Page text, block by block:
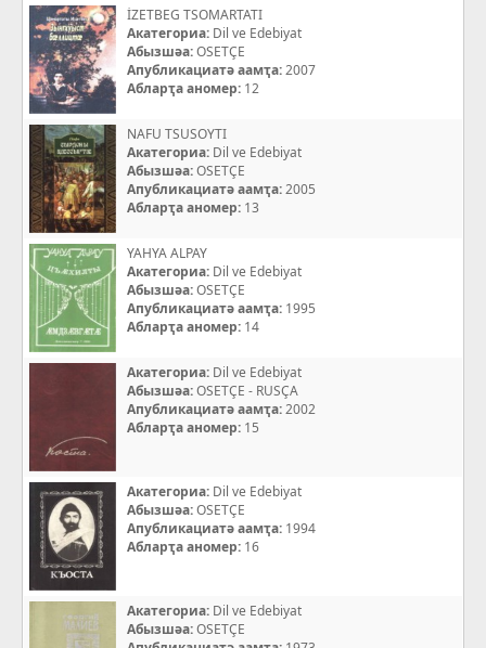
İZETBEG TSOMARTATI
Акатегориа: Dil ve Edebiyat
Абызшәа:OSETÇE
Апубликациатә аамҭа:2007
Абларҭа аномер: 12
NAFU TSUSOYTI
Акатегориа: Dil ve Edebiyat
Абызшәа:OSETÇE
Апубликациатә аамҭа:2005
Абларҭа аномер: 13
YAHYA ALPAY
Акатегориа: Dil ve Edebiyat
Абызшәа:OSETÇE
Апубликациатә аамҭа: 1995
Абларҭа аномер: 14
Акатегориа: Dil ve Edebiyat
Абызшәа:OSETÇE - RUSÇA
Апубликациатә аамҭа:2002
Абларҭа аномер: 15
Акатегориа: Dil ve Edebiyat
Абызшәа:OSETÇE
Апубликациатә аамҭа: 1994
Абларҭа аномер: 16
Акатегориа: Dil ve Edebiyat
Абызшәа:OSETÇE